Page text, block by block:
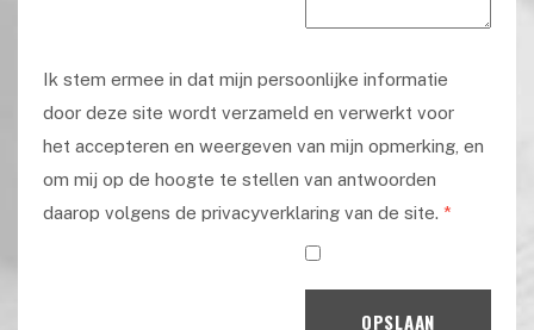
Ik stem ermee in dat mijn persoonlijke informatie
door deze site wordt verzameld en verwerkt voor
het accepteren en weergeven van mijn opmerking, en
om mij op de hoogte te stellen van antwoorden
daarop volgens de privacyverklaring van de site. *
OPSLAAN